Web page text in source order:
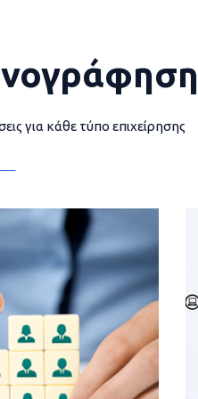
για κάθε τύπο επιχείρησης